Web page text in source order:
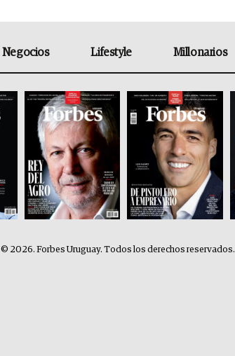
Negocios Lifestyle Millonarios
© 2026. Forbes Uruguay. Todos los derechos reservados.